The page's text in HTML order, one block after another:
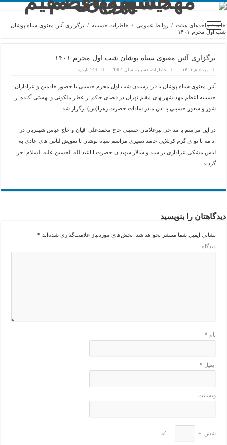
خانه / واحدهای هیئت / روابط عمومی / خاطرات حسینیه / برگزاری آئین معنوی سیاه پوشان
شب اول محرم ۱۴۰۱
برگزاری آئین معنوی سیاه پوشان شب اول محرم ۱۴۰۱
مرداد ۸, ۱۴۰۱ خاطرات حسینیه, سال 1401 144 بازدید
آئین معنوی سیاه پوشان با فرا رسیدن شب اول محرم حسینی با حضور خادمین و عزاداران
حسینیه اعظم مهدیشهریهای مقیم تهران در فضای حاکم از عطر ملکوتی و بهشتی آکنده از
شور و شعور حسینی با اذن مادر سادات حضرت زهرا(س) برگزار شد.
در این مراسم با مداحی پیرغلامان حسینی حاج محمدعلی اقیان و حاج عباس شهپریان در
ادامه با نوای گرم کربلایی حامد نصیری مراسم سیاه پوشان با تعویض لباس های عادی به
لباس مشکی عزاداری بر سید و سالار شهیدان حضرت اباعبدالله الحسین علیه السلام اجرا
گردید.
دیدگاهتان را بنویسید
نشانی ایمیل شما منتشر نخواهد شد. بخش‌های موردنیاز علامت‌گذاری شده‌اند *
دیدگاه
نام *
ایمیل *
وبسایت
شش +
= نُه